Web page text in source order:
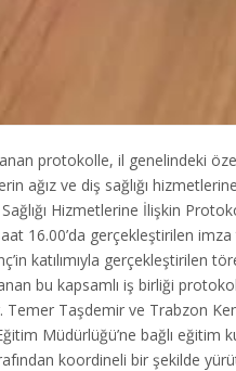
protokolle, il genelindeki
ağız ve diş sağlığı
Hizmetlerine İlişkin
16.00’da gerçekleştirilen
katılımıyla gerçekleştirilen
bu kapsamlı iş birliği
Taşdemir ve Trabzon
Müdürlüğü’ne bağlı eğitim
koordineli bir şekilde